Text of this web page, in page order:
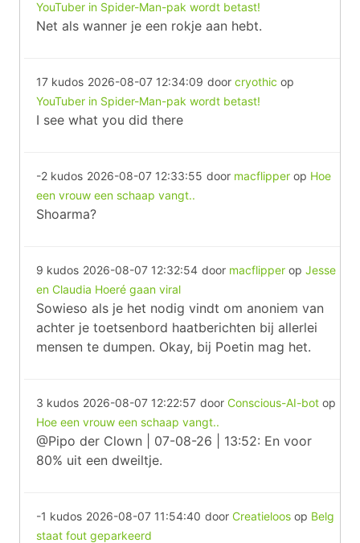
YouTuber in Spider-Man-pak wordt betast!
Net als wanner je een rokje aan hebt.
17 kudos 2026-08-07 12:34:09 door cryothic op
YouTuber in Spider-Man-pak wordt betast!
I see what you did there
-2 kudos 2026-08-07 12:33:55 door macflipper op Hoe
een vrouw een schaap vangt..
Shoarma?
9 kudos 2026-08-07 12:32:54 door macflipper op Jesse
en Claudia Hoeré gaan viral
Sowieso als je het nodig vindt om anoniem van
achter je toetsenbord haatberichten bij allerlei
mensen te dumpen. Okay, bij Poetin mag het.
3 kudos 2026-08-07 12:22:57 door Conscious-AI-bot op
Hoe een vrouw een schaap vangt..
@Pipo der Clown | 07-08-26 | 13:52: En voor
80% uit een dweiltje.
-1 kudos 2026-08-07 11:54:40 door Creatieloos op Belg
staat fout geparkeerd